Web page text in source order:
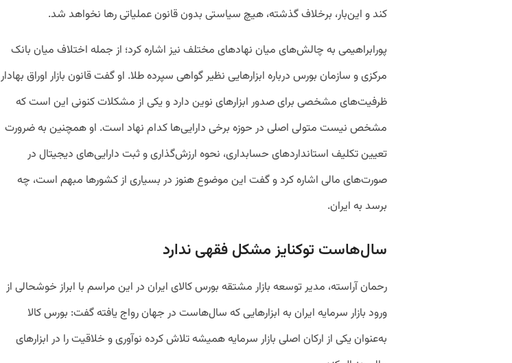
کند و این‌بار، برخلاف گذشته، هیچ سیاستی بدون قانون عملیاتی رها نخواهد شد.
پورابراهیمی به چالش‌های میان نهادهای مختلف نیز اشاره کرد؛ از جمله اختلاف میان بانک
مرکزی و سازمان بورس درباره ابزارهایی نظیر گواهی سپرده طلا. او گفت قانون بازار اوراق بهادار
ظرفیت‌های مشخصی برای صدور ابزارهای نوین دارد و یکی از مشکلات کنونی این است که
مشخص نیست متولی اصلی در حوزه برخی دارایی‌ها کدام نهاد است. او همچنین به ضرورت
تعیین تکلیف استانداردهای حسابداری، نحوه ارزش‌گذاری و ثبت دارایی‌های دیجیتال در
صورت‌های مالی اشاره کرد و گفت این موضوع هنوز در بسیاری از کشورها مبهم است، چه
برسد به ایران.
سال‌هاست توکنایز مشکل فقهی ندارد
رحمان آراسته، مدیر توسعه بازار مشتقه بورس کالای ایران در این مراسم با ابراز خوشحالی از
ورود بازار سرمایه ایران به ابزارهایی که سال‌هاست در جهان رواج یافته گفت: بورس کالا
به‌عنوان یکی از ارکان اصلی بازار سرمایه همیشه تلاش کرده نوآوری و خلاقیت را در ابزارهای